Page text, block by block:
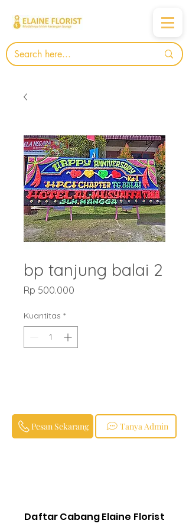
bp tanjung balai 2
Rp 500.000
Kuantitas *
Tanya Admin
Pesan Sekarang
Daftar Cabang Elaine Florist